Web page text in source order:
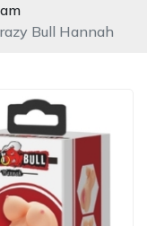
Bull Hannah